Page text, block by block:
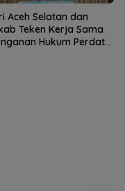
Aceh Selatan dan
Teken Kerja Sama
Hukum Perdata